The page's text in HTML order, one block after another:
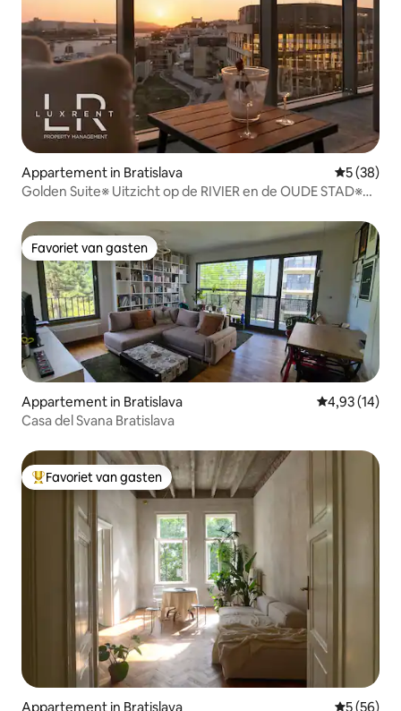
Appartement in Bratislava
5 (38)
Golden Suite※ Uitzicht op de RIVIER en de OUDE STAD※
Favoriet van gasten
Favoriet van gasten
Appartement in Bratislava Gemiddelde
4,93 (14)
Casa del Svana Bratislava
Topfavoriet van gasten
Favoriet van gasten
Appartement in Bratislava 5 (56)